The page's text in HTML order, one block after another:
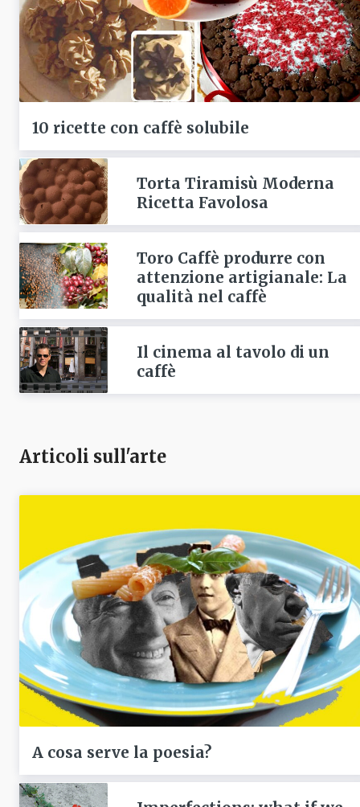
10 ricette con caffè solubile
Torta Tiramisù Moderna
Ricetta Favolosa
Toro Caffè produrre con
attenzione artigianale: La
qualità nel caffè
Il cinema al tavolo di un
caffè
Articoli sull'arte
A cosa serve la poesia?